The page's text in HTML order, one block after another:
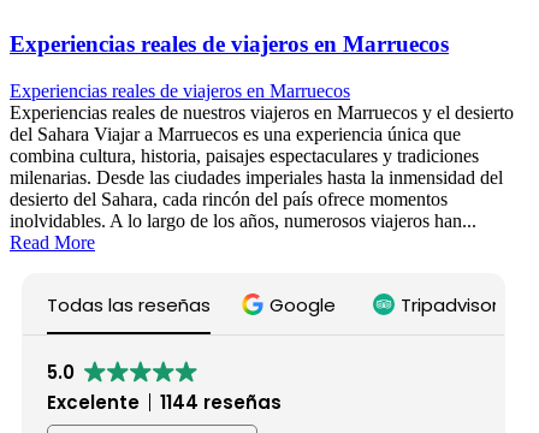
Experiencias reales de viajeros en Marruecos
Experiencias reales de viajeros en Marruecos
Experiencias reales de nuestros viajeros en Marruecos y el desierto
del Sahara Viajar a Marruecos es una experiencia única que
combina cultura, historia, paisajes espectaculares y tradiciones
milenarias. Desde las ciudades imperiales hasta la inmensidad del
desierto del Sahara, cada rincón del país ofrece momentos
inolvidables. A lo largo de los años, numerosos viajeros han...
Read More
Todas las reseñas Google Tripadvisor
5.0
Excelente
1144 reseñas